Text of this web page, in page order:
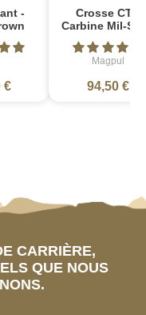
-
€
Crosse CTR
Carbine Mil-
Magpul
94,50 €
CARRIÈRE,
QUE NOUS